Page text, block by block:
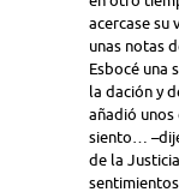
acercase su
unas notas
Esbocé una
la dación y
añadió unos
siento…
de la